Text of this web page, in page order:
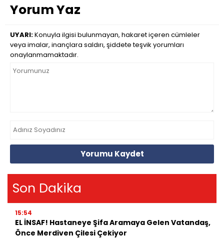
Yorum Yaz
UYARI:Konuyla ilgisi bulunmayan, hakaret içeren cümleler
veya imalar, inançlara saldırı, şiddete teşvik yorumları
onaylanmamaktadır.
Yorumu Kaydet
Son Dakika
15:54
EL İNSAF! Hastaneye Şifa Aramaya Gelen Vatandaş,
Önce Merdiven Çilesi Çekiyor